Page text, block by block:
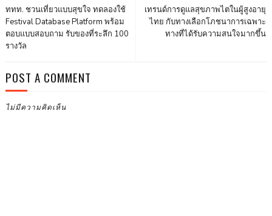
เทรนด์การดูแลสุขภาพไตในผู้สูงอายุ
ไทย กับทางเลือกโภชนาการเฉพาะ
ทางที่ได้รับความสนใจมากขึ้น
ททท. ชวนเที่ยวแบบสุขใจ ทดลองใช้
Festival Database Platform พร้อม
ตอบแบบสอบถาม รับของที่ระลึก 100
รางวัล
POST A COMMENT
ไม่มีความคิดเห็น